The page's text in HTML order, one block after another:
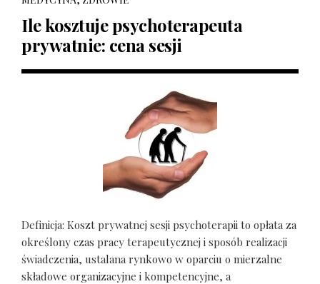
Ile kosztuje psychoterapeuta
prywatnie: cena sesji
Definicja: Koszt prywatnej sesji psychoterapii to opłata za
określony czas pracy terapeutycznej i sposób realizacji
świadczenia, ustalana rynkowo w oparciu o mierzalne
składowe organizacyjne i kompetencyjne, a